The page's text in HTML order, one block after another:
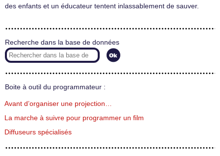
des enfants et un éducateur tentent inlassablement de sauver.
Recherche dans la base de données
Boite à outil du programmateur :
Avant d’organiser une projection…
La marche à suivre pour programmer un film
Diffuseurs spécialisés